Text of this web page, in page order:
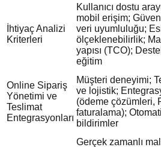
İhtiyaç Analizi
Kriterleri
Kullanıcı dostu
mobil erişim;
veri uyumluluğu;
ölçeklenebilirlik;
yapısı (TCO);
eğitim
Online Sipariş
Yönetimi ve
Teslimat
Entegrasyonları
Müşteri deneyimi;
ve lojistik;
(ödeme çözümleri,
faturalama);
bildirimler
Gerçek zamanlı